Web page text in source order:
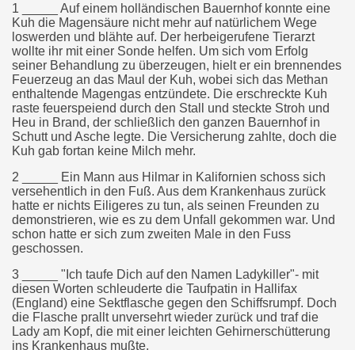
1 _____ Auf einem holländischen Bauernhof konnte eine
Kuh die Magensäure nicht mehr auf natürlichem Wege
loswerden und blähte auf. Der herbeigerufene Tierarzt
wollte ihr mit einer Sonde helfen. Um sich vom Erfolg
seiner Behandlung zu überzeugen, hielt er ein brennendes
Feuerzeug an das Maul der Kuh, wobei sich das Methan
enthaltende Magengas entzündete. Die erschreckte Kuh
raste feuerspeiend durch den Stall und steckte Stroh und
Heu in Brand, der schließlich den ganzen Bauernhof in
Schutt und Asche legte. Die Versicherung zahlte, doch die
Kuh gab fortan keine Milch mehr.
2 _____ Ein Mann aus Hilmar in Kalifornien schoss sich
versehentlich in den Fuß. Aus dem Krankenhaus zurück
hatte er nichts Eiligeres zu tun, als seinen Freunden zu
demonstrieren, wie es zu dem Unfall gekommen war. Und
schon hatte er sich zum zweiten Male in den Fuss
geschossen.
3 _____ "Ich taufe Dich auf den Namen Ladykiller"- mit
diesen Worten schleuderte die Taufpatin in Hallifax
(England) eine Sektflasche gegen den Schiffsrumpf. Doch
die Flasche prallt unversehrt wieder zurück und traf die
Lady am Kopf, die mit einer leichten Gehirnerschütterung
ins Krankenhaus mußte.